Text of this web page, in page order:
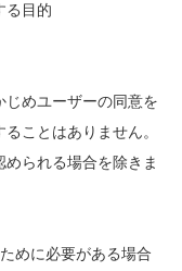
る目的
じめユーザーの同意を
ことはありません。
られる場合を除きま
めに必要がある場合